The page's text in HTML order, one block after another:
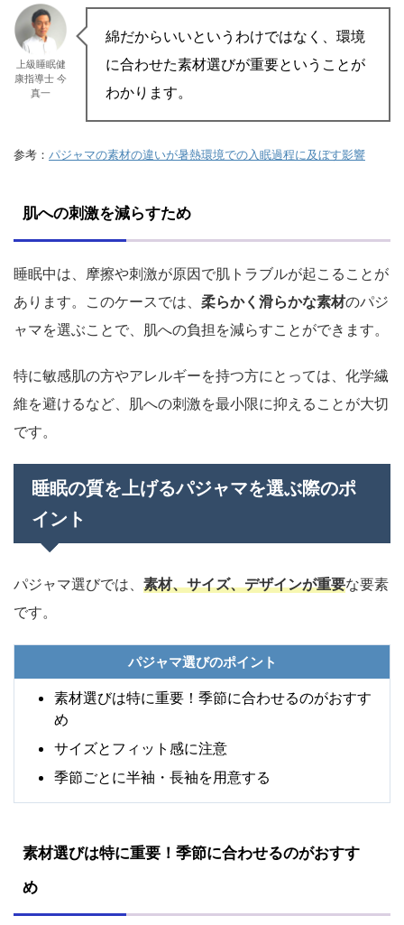
上級睡眠健
康指導士 今
真一
綿だからいいというわけではなく、環境
に合わせた素材選びが重要ということが
わかります。
参考： パジャマの素材の違いが暑熱環境での入眠過程に及ぼす影響
肌への刺激を減らすため
睡眠中は、摩擦や刺激が原因で肌トラブルが起こることが
あります。このケースでは、 柔らかく滑らかな素材のパジ
ャマを選ぶことで、肌への負担を減らすことができます。
特に敏感肌の方やアレルギーを持つ方にとっては、化学繊
維を避けるなど、肌への刺激を最小限に抑えることが大切
です。
睡眠の質を上げるパジャマを選ぶ際のポ
イント
パジャマ選びでは、 素材、サイズ、デザインが重要な要素
です。
パジャマ選びのポイント
素材選びは特に重要！季節に合わせるのがおすす
め
サイズとフィット感に注意
季節ごとに半袖・長袖を用意する
素材選びは特に重要！季節に合わせるのがおすす
め